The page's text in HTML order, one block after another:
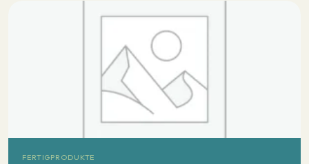
FERTIGPRODUKTE